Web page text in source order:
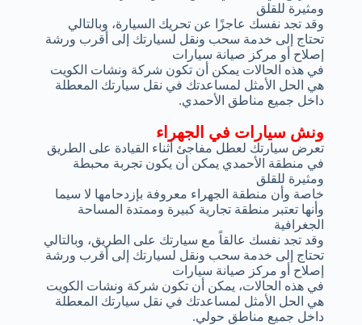
ونش سيارات في الجهراء
تعرض سيارتك لعطل مفاجئ أثناء القيادة على الطريق
في منطقة الأحمدي يمكن أن يكون تجربة محبطة
ومثيرة للقلق
خاصة وأن منطقة الجهراء معروفة بإزدحامها لا سيما
وأنها تعتبر منطقة تجارية كبيرة وممتدة المساحة
الجغرافية
وقد تجد نفسك عالقاً مع سيارتك على الطريق، وبالتالي
تحتاج إلى خدمة سحب ونقل لسيارتك إلى أقرب ورشة
إصلاح أو مركز صيانة سيارات
في هذه الحالات، يمكن أن تكون شركة ونشات الكويت
هي الحل الأمثل لمساعدتك في نقل سيارتك المعطلة
داخل جميع مناطق حولي.
ومثيرة للقلق
وقد تجد نفسك عاجزًا عن تحريك السيارة، وبالتالي
تحتاج إلى خدمة سحب ونقل لسيارتك إلى أقرب ورشة
إصلاح أو مركز صيانة سيارات
في هذه الحالات يمكن أن تكون شركة ونشات الكويت
هي الحل الأمثل لمساعدتك في نقل سيارتك المعطلة
داخل جميع مناطق الأحمدي.